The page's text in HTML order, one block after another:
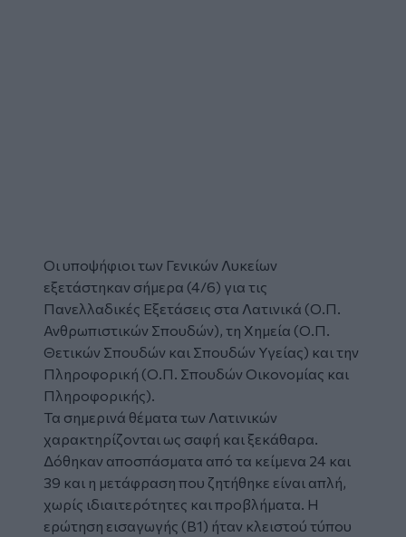
Οι υποψήφιοι των Γενικών Λυκείων
εξετάστηκαν σήμερα (4/6) για τις
Πανελλαδικές Εξετάσεις στα Λατινικά (Ο.Π.
Ανθρωπιστικών Σπουδών), τη Χημεία (Ο.Π.
Θετικών Σπουδών και Σπουδών Υγείας) και την
Πληροφορική (Ο.Π. Σπουδών Οικονομίας και
Πληροφορικής).
Τα σημερινά θέματα των Λατινικών
χαρακτηρίζονται ως σαφή και ξεκάθαρα.
Δόθηκαν αποσπάσματα από τα κείμενα 24 και
39 και η μετάφραση που ζητήθηκε είναι απλή,
χωρίς ιδιαιτερότητες και προβλήματα. Η
ερώτηση εισαγωγής (Β1) ήταν κλειστού τύπου